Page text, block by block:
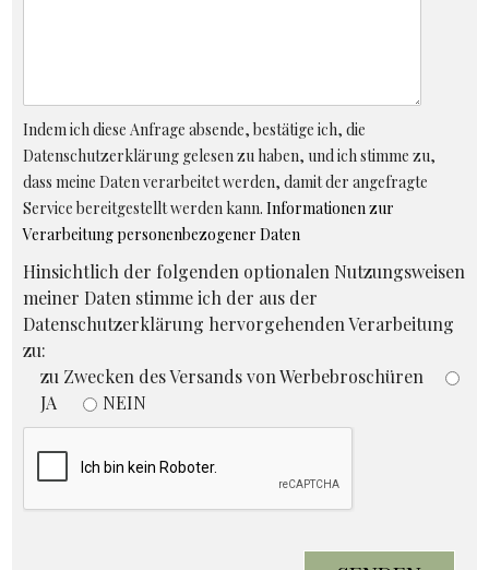
Indem ich diese Anfrage absende, bestätige ich, die
Datenschutzerklärung gelesen zu haben, und ich stimme zu,
dass meine Daten verarbeitet werden, damit der angefragte
Service bereitgestellt werden kann. Informationen zur
Verarbeitung personenbezogener Daten
Hinsichtlich der folgenden optionalen Nutzungsweisen
meiner Daten stimme ich der aus der
Datenschutzerklärung hervorgehenden Verarbeitung
zu:
zu Zwecken des Versands von Werbebroschüren
JA
NEIN